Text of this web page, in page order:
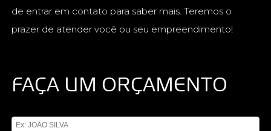
de entrar em contato para saber mais. Teremos o
prazer de atender você ou seu empreendimento!
FAÇA UM ORÇAMENTO